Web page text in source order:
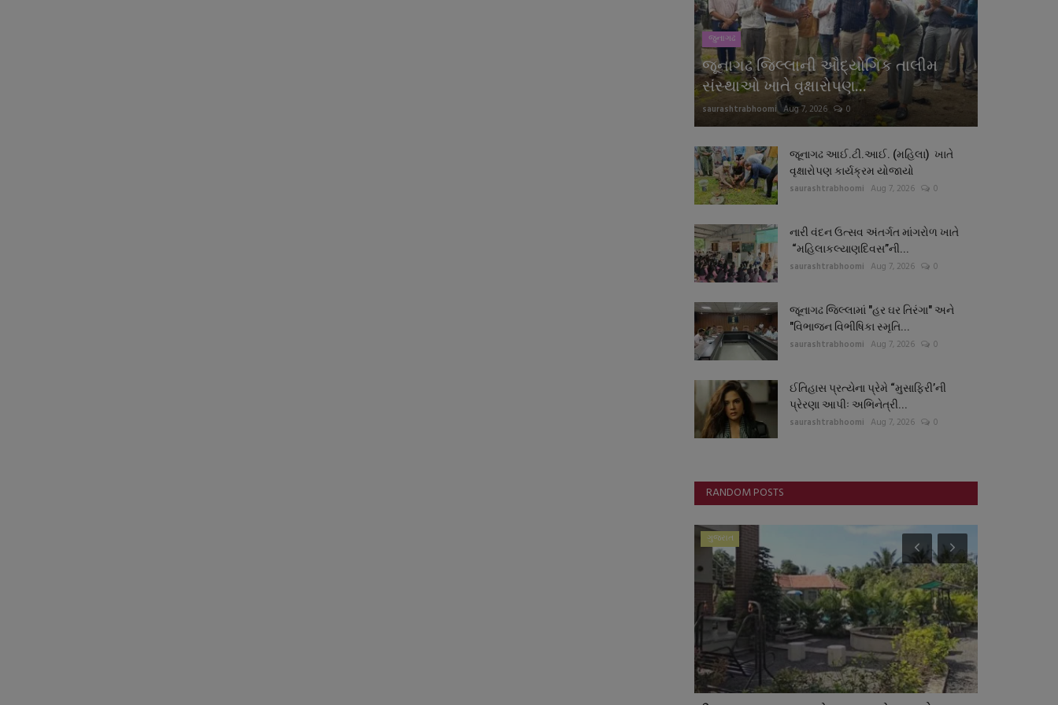
જુનાગઢ
જૂનાગઢ જિલ્લાની ઔદ્યોગિક તાલીમ
સંસ્થાઓ ખાતે વૃક્ષારોપણ...
saurashtrabhoomi Aug 7, 2026 0
જૂનાગઢ આઈ.ટી.આઈ. (મહિલા) ખાતે
વૃક્ષારોપણ કાર્યક્રમ યોજાયો
saurashtrabhoomi Aug 7, 2026 0
નારી વંદન ઉત્સવ અંતર્ગત માંગરોળ ખાતે
“મહિલાકલ્યાણદિવસ”ની...
saurashtrabhoomi Aug 7, 2026 0
જૂનાગઢ જિલ્લામાં "હર ઘર તિરંગા" અને
"વિભાજન વિભીષિકા સ્મૃતિ...
saurashtrabhoomi Aug 7, 2026 0
ઈતિહાસ પ્રત્યેના પ્રેમે “મુસાફિરી’ની
પ્રેરણા આપીઃ અભિનેત્રી...
saurashtrabhoomi Aug 7, 2026 0
RANDOM POSTS
ગુજરાત